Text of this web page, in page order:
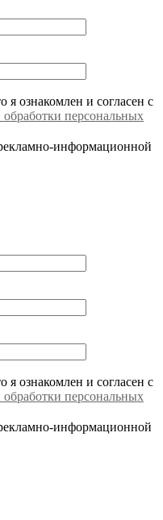
ознакомлен и согласен с
персональных
информационной
ознакомлен и согласен с
персональных
информационной